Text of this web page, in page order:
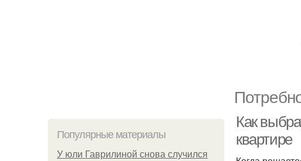
Популярные материалы
У юли Гаврилиной снова случился
Как
квартире